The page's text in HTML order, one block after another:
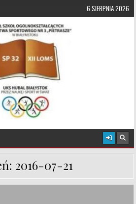
6 SIERPNIA 2026
2016-07-21